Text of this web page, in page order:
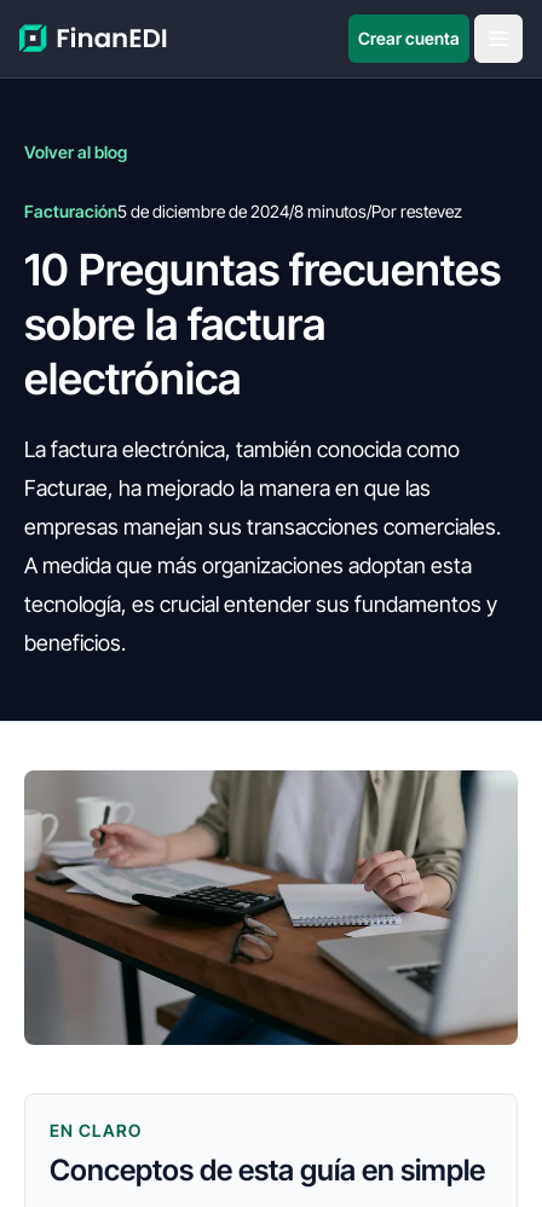
Crear cuenta
Volver al blog
Facturación5 de diciembre de 2024/8 minutos/Por restevez
10 Preguntas frecuentes
sobre la factura
electrónica
La factura electrónica, también conocida como
Facturae, ha mejorado la manera en que las
empresas manejan sus transacciones comerciales.
A medida que más organizaciones adoptan esta
tecnología, es crucial entender sus fundamentos y
beneficios.
EN CLARO
Conceptos de esta guía en simple